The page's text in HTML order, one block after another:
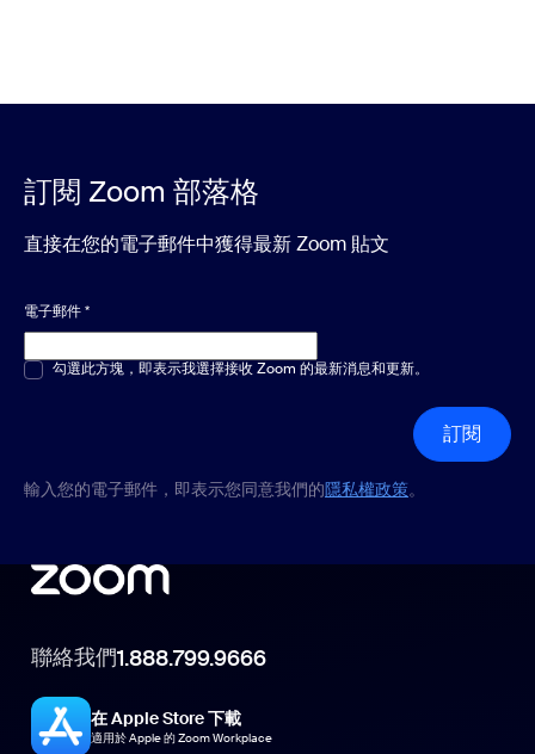
訂閱 Zoom 部落格
直接在您的電子郵件中獲得最新 Zoom 貼文
電子郵件*
多選或單選*
勾選此方塊，即表示我選擇接收 Zoom 的最新消息和更新。
訂閱
輸入您的電子郵件，即表示您同意我們的隱私權政策。
聯絡我們1.888.799.9666
在 Apple Store 下載
適用於 Apple 的 Zoom Workplace